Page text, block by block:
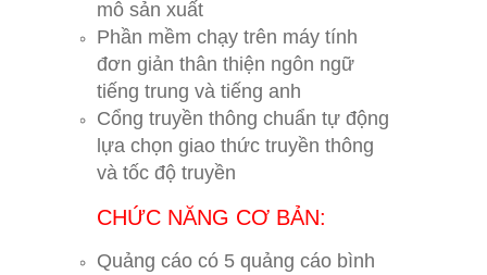
mô sản xuất
Phần mềm chạy trên máy tính
đơn giản thân thiện ngôn ngữ
tiếng trung và tiếng anh
Cổng truyền thông chuẩn tự động
lựa chọn giao thức truyền thông
và tốc độ truyền
CHỨC NĂNG CƠ BẢN:
Quảng cáo có 5 quảng cáo bình